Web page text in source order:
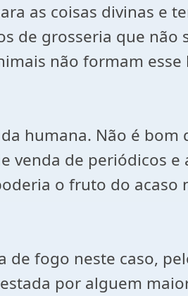
as coisas divinas e
de grosseria que não
não formam
humana. Não é bom
venda de periódicos e
o fruto do acaso
fogo neste caso,
por alguem